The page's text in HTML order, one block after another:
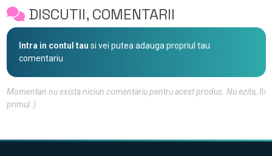
DISCUTII, COMENTARII
Intra in contul tau si vei putea adauga propriul tau
comentariu
Momentan nu exista niciun comentariu pentru acest produs. Nu ezita, fii
primul :)